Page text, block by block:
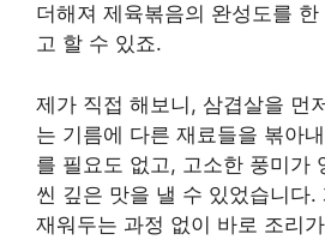
더해져 제육볶음의 완성도를
고 할 수 있죠.
제가 직접 해보니, 삼겹살을 먼
는 기름에 다른 재료들을 볶아
를 필요도 없고, 고소한 풍미가
씬 깊은 맛을 낼 수 있었습니다.
재워두는 과정 없이 바로 조리